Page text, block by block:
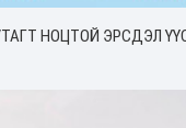
НОЦТОЙ ЭРСДЭЛ